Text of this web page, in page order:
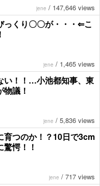
jene / 147,646 views
っくり〇〇が・・・⇐こ
jene / 1,465 views
い！！…小池都知事、東
議！
jene / 5,836 views
育つのか！？10日で3cm
愕！！
jene / 717 views